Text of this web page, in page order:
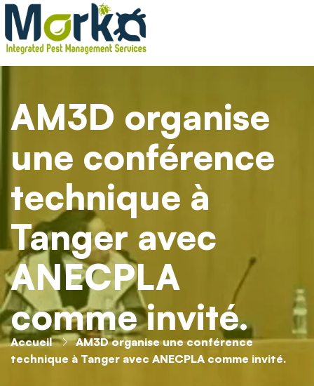
AM3D organise
une conférence
technique à
Tanger avec
ANECPLA
comme invité.
Accueil
AM3D organise une conférence
technique à Tanger avec ANECPLA comme invité.